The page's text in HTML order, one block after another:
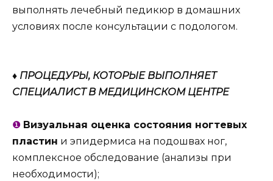
выполнять лечебный педикюр в домашних
условиях после консультации с подологом.
♦ ПРОЦЕДУРЫ, КОТОРЫЕ ВЫПОЛНЯЕТ
СПЕЦИАЛИСТ В МЕДИЦИНСКОМ ЦЕНТРЕ
❶ Визуальная оценка состояния ногтевых
пластин и эпидермиса на подошвах ног,
комплексное обследование (анализы при
необходимости);